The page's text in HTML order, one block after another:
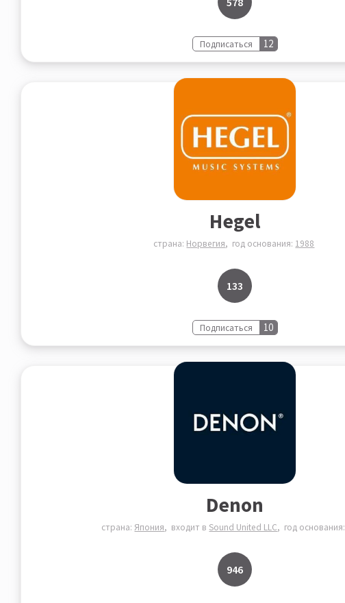
Подписаться 12
Hegel
страна: Норвегия год основания: 1988
133
Подписаться 10
Denon
страна:Япония входит вSound United LLC год основания:
946